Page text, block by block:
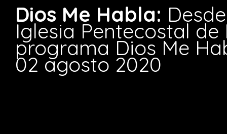
Dios Me Habla:
Iglesia Pentecostal
programa Dios Me
02 agosto 2020